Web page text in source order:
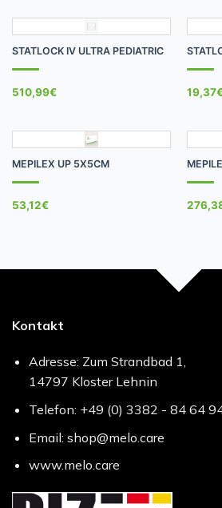
STATLOCK IV ULTRA PEDIATRIC
510,99€ 19,37
MEPILEX UP 5X5CM
53,12€
Kontakt
Adresse: Zum Strandbad 1,
14797 Kloster Lehnin
Telefon: +49 (0) 3382 - 84 64
Email: shop@melo.care
www.melo.care